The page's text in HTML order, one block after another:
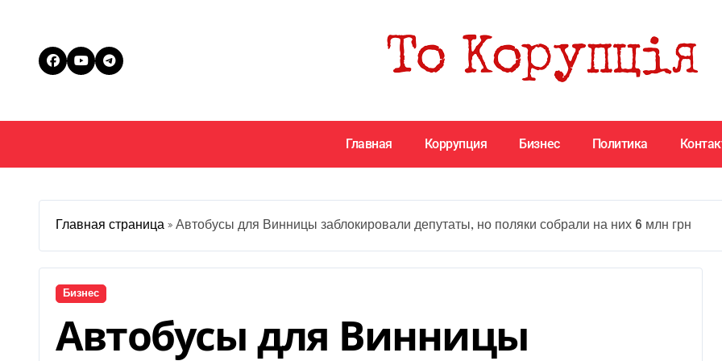
Главная Коррупция Бизнес Политика
Главная страница » Автобусы для Винницы заблокировали депутаты, но поляки собрали на них 6 млн грн
Бизнес
Автобусы для Винницы